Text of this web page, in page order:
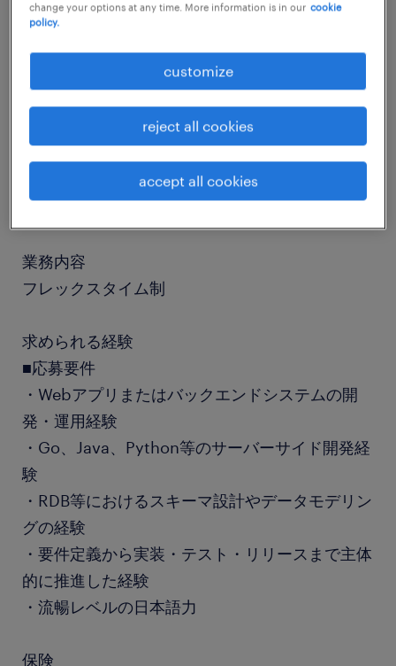
job details
社名非公開
システム開発（組み込み・ファームウェア・制御
業務内容
フレックスタイム制
求められる経験
■応募要件
・Webアプリまたはバックエンドシステムの開
発・運用経験
・Go、Java、Python等のサーバーサイド開発経
験
・RDB等におけるスキーマ設計やデータモデリン
グの経験
・要件定義から実装・テスト・リリースまで主体
的に推進した経験
・流暢レベルの日本語力
保険
change your options at any time. More information is in our cookie
policy.
customize
reject all cookies
accept all cookies